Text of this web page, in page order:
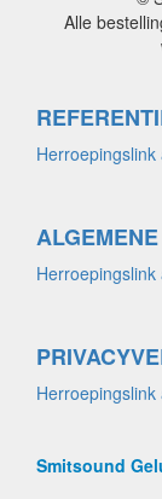
Alle
Smitsound